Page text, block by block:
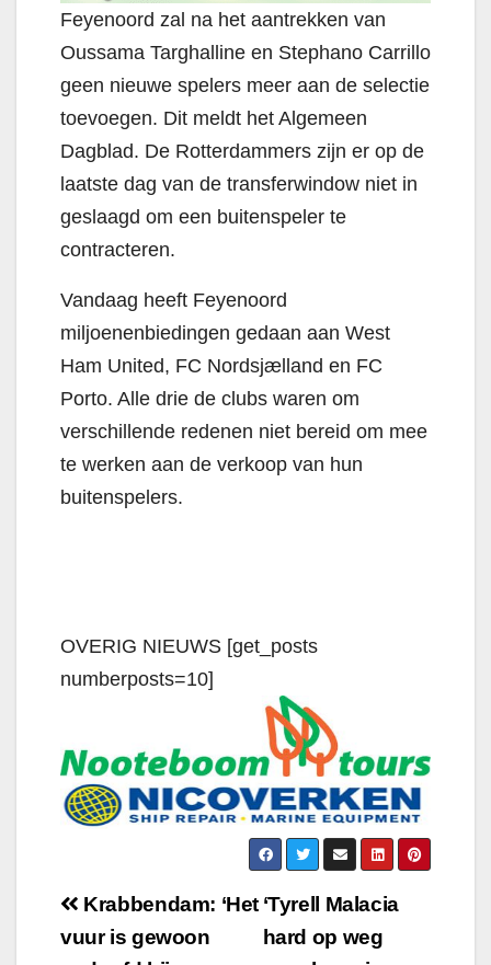
Feyenoord zal na het aantrekken van
Oussama Targhalline en Stephano Carrillo
geen nieuwe spelers meer aan de selectie
toevoegen. Dit meldt het Algemeen
Dagblad. De Rotterdammers zijn er op de
laatste dag van de transferwindow niet in
geslaagd om een buitenspeler te
contracteren.
Vandaag heeft Feyenoord
miljoenenbiedingen gedaan aan West
Ham United, FC Nordsjælland en FC
Porto. Alle drie de clubs waren om
verschillende redenen niet bereid om mee
te werken aan de verkoop van hun
buitenspelers.
OVERIG NIEUWS [get_posts
numberposts=10]
‘Tyrell Malacia
hard op weg
Krabbendam: ‘Het
vuur is gewoon